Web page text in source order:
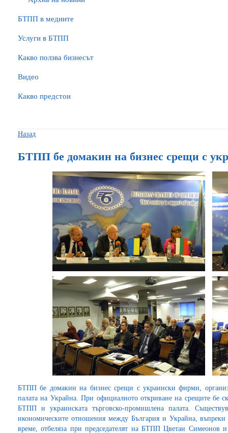
БTПП в медиите
Услуги в БТПП
Какво ползва бизнесът
Видео
Какво предстои
Назад
БТПП бе домакин на бизнес срещи с
БТПП бе домакин на бизнес срещи с украински фирми,
палата на Украйна. При официалното откриване на срещите бе
БТПП и украинската търговско-промишлена палата.
икономическите отношения между България и Украйна, въпреки
време, отбеляза при председателят на БТПП Цветан Симеонов